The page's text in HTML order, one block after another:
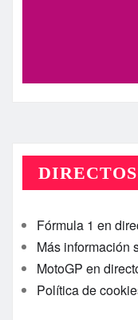
Fórmula 1 en
Más información
MotoGP en
Política de